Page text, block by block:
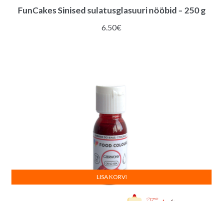
FunCakes Sinised sulatusglasuuri nööbid – 250 g
6.50€
LISA KORVI